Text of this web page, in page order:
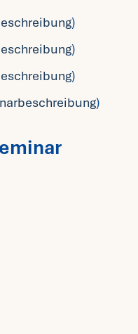
)
)
)
)